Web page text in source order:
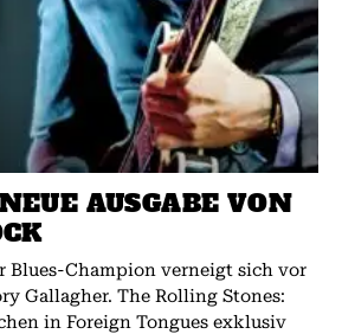
AUSGABE VON
Blues-Champion verneigt sich vor
The Rolling Stones:
in Foreign Tongues exklusiv